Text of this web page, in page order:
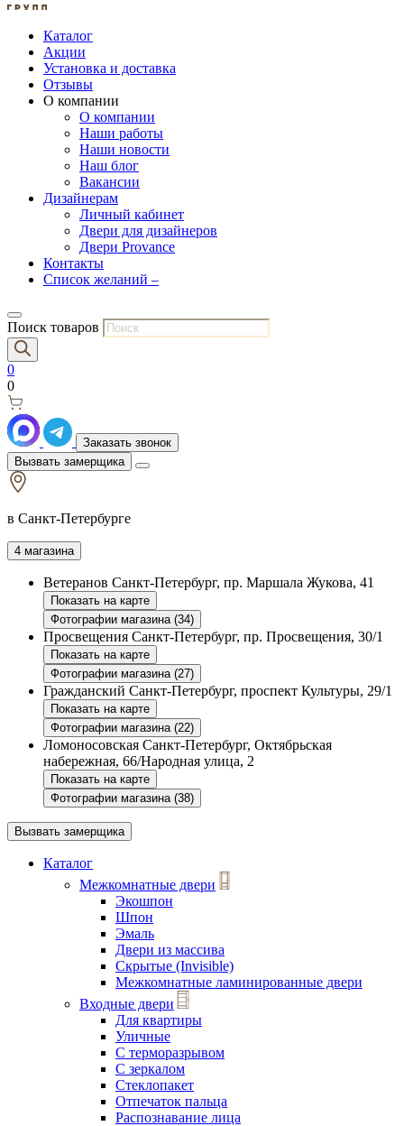
Каталог
Акции
Установка и доставка
Отзывы
О компании
О компании
Наши работы
Наши новости
Наш блог
Вакансии
Дизайнерам
Личный кабинет
Двери для дизайнеров
Двери Provance
Контакты
Список желаний –
Поиск товаров
0
0
Заказать звонок
Вызвать замерщика
в Санкт-Петербурге
4 магазина
Ветеранов Санкт-Петербург, пр. Маршала Жукова, 41
Показать на карте
Фотографии магазина (34)
Просвещения Санкт-Петербург, пр. Просвещения, 30/1
Показать на карте
Фотографии магазина (27)
Гражданский Санкт-Петербург, проспект Культуры, 29/1
Показать на карте
Фотографии магазина (22)
Ломоносовская Санкт-Петербург, Октябрьская
набережная, 66/Народная улица, 2
Показать на карте
Фотографии магазина (38)
Вызвать замерщика
Каталог
Межкомнатные двери
Экошпон
Шпон
Эмаль
Двери из массива
Скрытые (Invisible)
Межкомнатные ламинированные двери
Входные двери
Для квартиры
Уличные
С терморазрывом
С зеркалом
Стеклопакет
Отпечаток пальца
Распознавание лица